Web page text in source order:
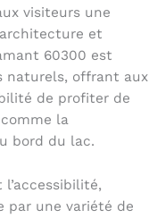
visiteurs une
et
60300 est
naturels, offrant aux
de profiter de
la
bord du lac.
par une variété de